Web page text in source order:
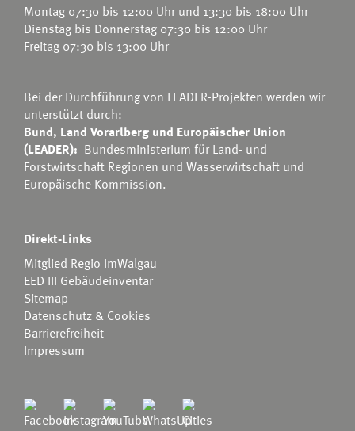
Montag 07:30 bis 12:00 Uhr und 13:30 bis 18:00 Uhr
Dienstag bis Donnerstag 07:30 bis 12:00 Uhr
Freitag 07:30 bis 13:00 Uhr
Bei der Durchführung von LEADER-Projekten werden wir
unterstützt durch:
Bund, Land Vorarlberg und Europäischer Union
(LEADER): Bundesministerium für Land- und
Forstwirtschaft Regionen und Wasserwirtschaft und
Europäische Kommission.
Direkt-Links
Mitglied Regio ImWalgau
EED III Gebäudeinventar
Sitemap
Datenschutz & Cookies
Barrierefreiheit
Impressum